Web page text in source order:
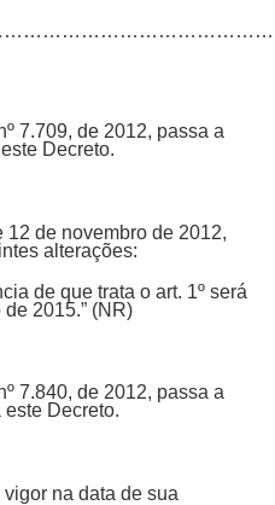
7.709, de 2012, passa a
Decreto.
12 de novembro de 2012,
alterações:
de que trata o art. 1º será
2015.” (NR)
7.840, de 2012, passa a
este Decreto.
na data de sua